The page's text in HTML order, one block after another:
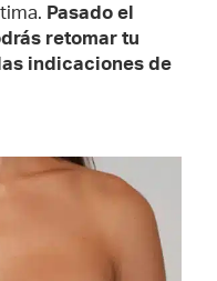
Pasado el
retomar tu
indicaciones de